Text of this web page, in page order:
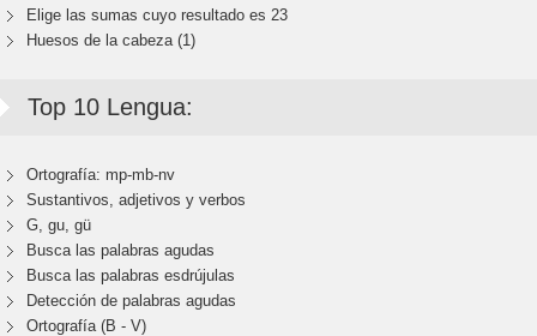
Elige las sumas cuyo resultado es 23
Huesos de la cabeza (1)
Top 10 Lengua:
Ortografía: mp-mb-nv
Sustantivos, adjetivos y verbos
G, gu, gü
Busca las palabras agudas
Busca las palabras esdrújulas
Detección de palabras agudas
Ortografía (B - V)